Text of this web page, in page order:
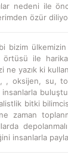
nedeni ile
özür
bizim
örtüsü ile
yazık ki
, oksijen, su,
bitki
zaman
insanlarla